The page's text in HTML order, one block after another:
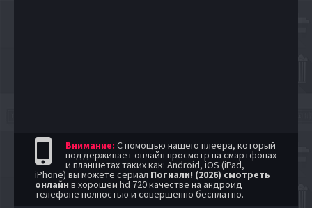
Внимание: С помощью нашего плеера, который
поддерживает онлайн просмотр на смартфонах
и планшетах таких как: Android, iOS (iPad,
iPhone) вы можете сериал Погнали! (2026) смотреть
онлайн в хорошем hd 720 качестве на андроид
телефоне полностью и совершенно бесплатно.